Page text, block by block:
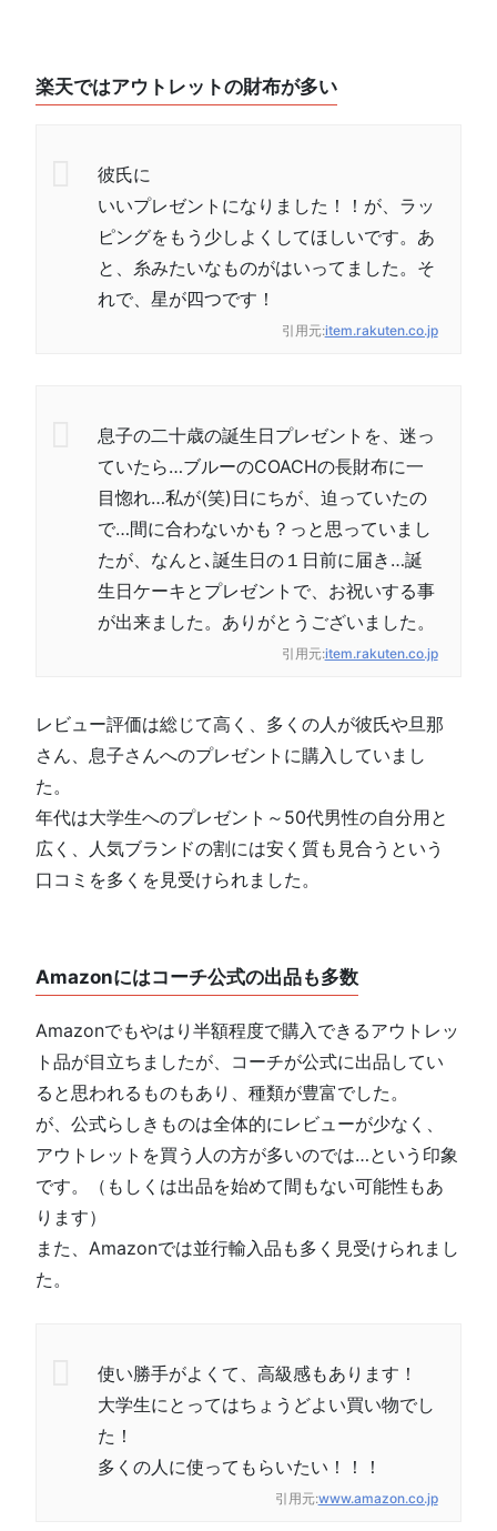
楽天ではアウトレットの財布が多い
彼氏に
いいプレゼントになりました！！が、ラッ
ピングをもう少しよくしてほしいです。あ
と、糸みたいなものがはいってました。そ
れで、星が四つです！
引用元:item.rakuten.co.jp
息子の二十歳の誕生日プレゼントを、迷っ
ていたら…ブルーのCOACHの長財布に一
目惚れ…私が(笑)日にちが、迫っていたの
で…間に合わないかも？っと思っていまし
たが、なんと､誕生日の１日前に届き…誕
生日ケーキとプレゼントで、お祝いする事
が出来ました。ありがとうございました。
引用元:item.rakuten.co.jp
レビュー評価は総じて高く、多くの人が彼氏や旦那
さん、息子さんへのプレゼントに購入していまし
た。
年代は大学生へのプレゼント～50代男性の自分用と
広く、人気ブランドの割には安く質も見合うという
口コミを多くを見受けられました。
Amazonにはコーチ公式の出品も多数
Amazonでもやはり半額程度で購入できるアウトレッ
ト品が目立ちましたが、コーチが公式に出品してい
ると思われるものもあり、種類が豊富でした。
が、公式らしきものは全体的にレビューが少なく、
アウトレットを買う人の方が多いのでは…という印象
です。（もしくは出品を始めて間もない可能性もあ
ります）
また、Amazonでは並行輸入品も多く見受けられまし
た。
使い勝手がよくて、高級感もあります！
大学生にとってはちょうどよい買い物でし
た！
多くの人に使ってもらいたい！！！
引用元:www.amazon.co.jp